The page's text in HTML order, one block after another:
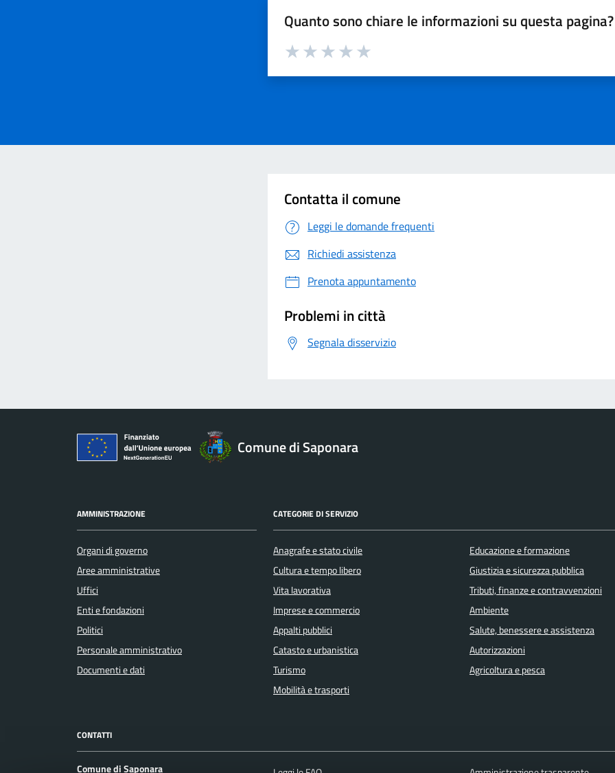
Quanto sono chiare le informazioni su questa pagina?
Contatta il comune
Leggi le domande frequenti
Richiedi assistenza
Prenota appuntamento
Problemi in città
Segnala disservizio
Comune di Saponara
AMMINISTRAZIONE
Organi di governo
Aree amministrative
Uffici
Enti e fondazioni
Politici
Personale amministrativo
Documenti e dati
CATEGORIE DI SERVIZIO
Anagrafe e stato civile
Cultura e tempo libero
Vita lavorativa
Imprese e commercio
Appalti pubblici
Catasto e urbanistica
Turismo
Mobilità e trasporti
Educazione e formazione
Giustizia e sicurezza pubblica
Tributi, finanze e contravvenzioni
Ambiente
Salute, benessere e assistenza
Autorizzazioni
Agricoltura e pesca
CONTATTI
Comune di Saponara